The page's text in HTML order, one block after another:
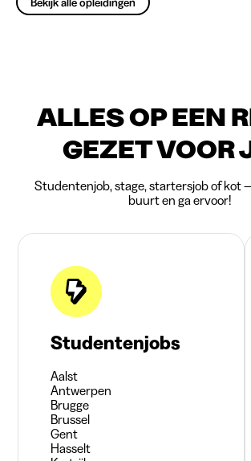
ALLES OP EEN
GEZET VOOR
Studentenjob, stage, startersjob of kot
buurt en ga ervoor!
Studentenjobs
Aalst
Antwerpen
Brugge
Brussel
Gent
Hasselt